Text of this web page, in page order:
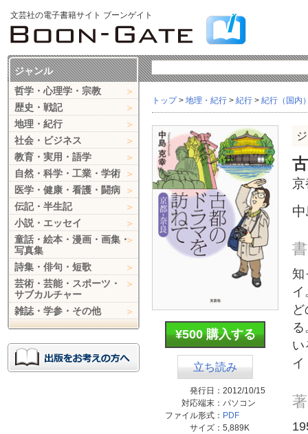
文芸社の電子書籍サイト ブーンゲイト
トップ> 地理・紀行 > 紀行 > 紀行（国内
¥500 購入する
立ち読み
発行日： 2012/10/15
対応端末： パソコン
ファイル形式： PDF
サイズ： 5,889K
京
知
い
ジャンル
哲学・心理学・宗教
歴史・戦記
地理・紀行
社会・ビジネス
教育・実用・語学
自然・科学・工業・学術
医学・健康・看護・闘病
伝記・半生記
小説・エッセイ
童話・絵本・漫画・画集・
写真集
詩集・俳句・短歌
芸術・芸能・スポーツ・
サブカルチャー
雑誌・学参・その他